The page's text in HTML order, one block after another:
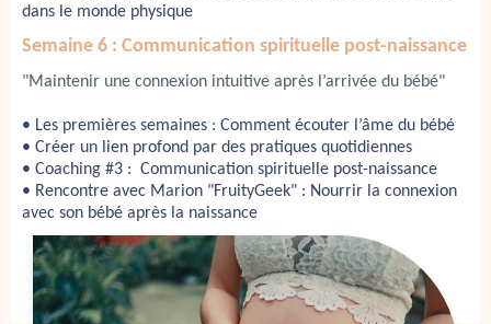
dans le monde physique
Semaine 6 : Communication spirituelle post-naissance
"Maintenir une connexion intuitive après l’arrivée du bébé"
• Les premières semaines : Comment écouter l’âme du bébé
• Créer un lien profond par des pratiques quotidiennes
• Coaching #3 : Communication spirituelle post-naissance
• Rencontre avec Marion "FruityGeek" : Nourrir la connexion
avec son bébé après la naissance